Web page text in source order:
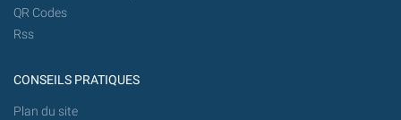
QR Codes
Rss
CONSEILS PRATIQUES
Plan du site